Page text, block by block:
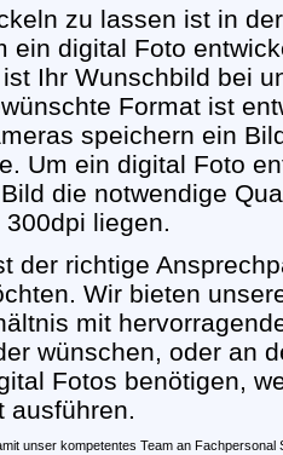
zu lassen ist in
ein digital Foto
Ihr Wunschbild bei
Format ist
speichern ein
Um ein digital Foto
die notwendige
liegen.
der richtige
Wir bieten
mit
wünschen, oder an
Fotos benötigen,
ausführen.
unser kompetentes Team an